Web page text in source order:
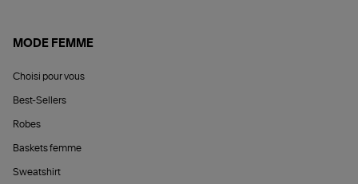
MODE FEMME
Choisi pour vous
Best-Sellers
Robes
Baskets femme
Sweatshirt